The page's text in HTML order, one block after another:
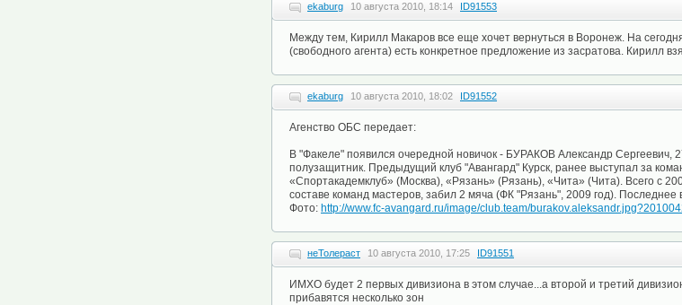
ekaburg 10 августа 2010, 18:14 ID91553
Между тем, Кирилл Макаров все еще хочет вернуться в Воронеж. На
(свободного агента) есть конкретное предложение из засратова. Кирилл
ekaburg 10 августа 2010, 18:02 ID91552
Агенство ОБС передает:
В "Факеле" появился очередной новичок - БУРАКОВ Александр Сергеевич,
полузащитник. Предыдущий клуб "Авангард" Курск, ранее выступал за
«Спортакадемклуб» (Москва), «Рязань» (Рязань), «Чита» (Чита). Всего с
составе команд мастеров, забил 2 мяча (ФК "Рязань", 2009 год).
Фото: http://www.fc-avangard.ru/image/club.team/
неТолераст 10 августа 2010, 17:25 ID91551
ИМХО будет 2 первых дивизиона в этом случае...а второй и третий
прибавятся несколько зон